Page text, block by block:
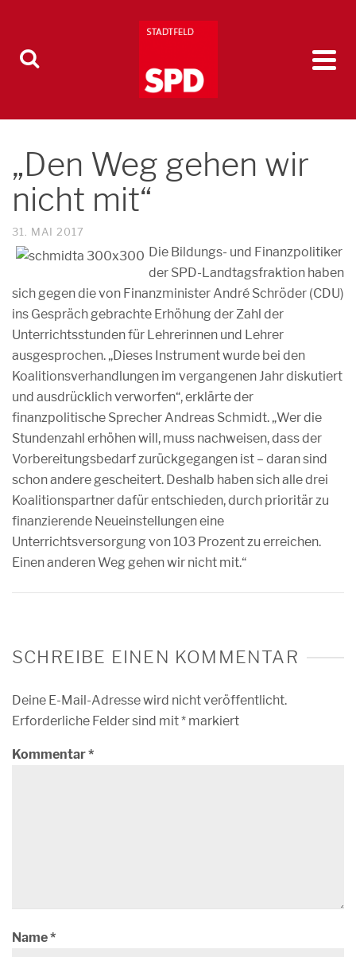
„Den Weg gehen wir
nicht mit“
31. MAI 2017
Die Bildungs- und Finanzpolitiker
der SPD-Landtagsfraktion haben
sich gegen die von Finanzminister André Schröder (CDU)
ins Gespräch gebrachte Erhöhung der Zahl der
Unterrichtsstunden für Lehrerinnen und Lehrer
ausgesprochen. „Dieses Instrument wurde bei den
Koalitionsverhandlungen im vergangenen Jahr diskutiert
und ausdrücklich verworfen“, erklärte der
finanzpolitische Sprecher Andreas Schmidt. „Wer die
Stundenzahl erhöhen will, muss nachweisen, dass der
Vorbereitungsbedarf zurückgegangen ist – daran sind
schon andere gescheitert. Deshalb haben sich alle drei
Koalitionspartner dafür entschieden, durch prioritär zu
finanzierende Neueinstellungen eine
Unterrichtsversorgung von 103 Prozent zu erreichen.
Einen anderen Weg gehen wir nicht mit.“
SCHREIBE EINEN KOMMENTAR
Deine E-Mail-Adresse wird nicht veröffentlicht.
Erforderliche Felder sind mit* markiert
Kommentar*
Name*